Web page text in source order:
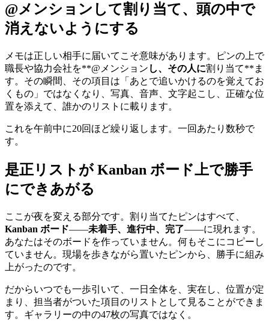
@メンションして割り当て、頭の中で
消えないようにする
メモは正しい相手に届いてこそ意味があります。ピンの上で
職長や協力会社を**@メンション し、その人に割り当て**ま
す。その瞬間、その項目は「あとで追いかけるのを覚えてお
くもの」ではなくなり、写真、音声、文字起こし、正確な位
置を添えて、誰かのリストに載ります。
これを午前中に20回ほど繰り返します。一回あたり数秒で
す。
是正リストが Kanban ボード上で勝手
にできあがる
ここが夜を変える部分です。割り当てたピンはすべて、
Kanban ボード——未着手、進行中、完了——に現れます。
あなたはそのボードを作っていません。何もそこにコピーし
ていません。現場を歩きながら置いたピンから、勝手に組み
上がったのです。
だからいつでも一歩引いて、一日全体を、実在し、位置が定
まり、担当者がついた項目のリストとして見ることができま
す。ギャラリーの中の47枚の写真ではなく。